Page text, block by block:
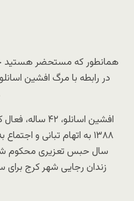
همانطور که مستحضر هستید
در رابطه با مرگ افشین
افشین اسانلو،
سال حبس تعزیری محکوم
زندان رجایی شهر کرج